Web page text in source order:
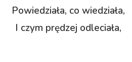
Powiedziała, co wiedziała,
I czym prędzej odleciała,